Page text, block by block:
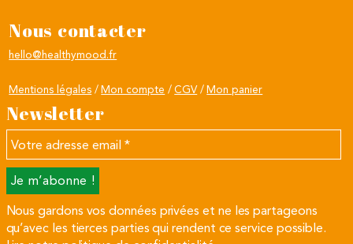
Nous contacter
hello@healthymood.fr
Mentions légales Mon compte CGV Mon panier
Newsletter
Votre
email
Nous gardons vos données privées et ne les partageons
qu’avec les tierces parties qui rendent ce service possible.